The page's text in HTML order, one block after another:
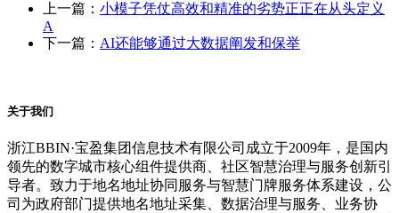
上一篇： 小模子凭仗高效和精准的劣势正正在从头定义
A
下一篇： AI还能够通过大数据阐发和保举
关于我们
浙江BBIN·宝盈集团信息技术有限公司成立于2009年，是国内
领先的数字城市核心组件提供商、社区智慧治理与服务创新引
导者。致力于地名地址协同服务与智慧门牌服务体系建设，公
司为政府部门提供地名地址采集、数据治理与服务、业务协